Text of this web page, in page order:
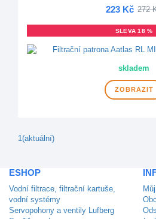
223 Kč 272
SLEVA 18 %
skladem
ZOBRAZIT
1 (aktuální)
ESHOP
Vodní filtrace, filtrační kartuše,
vodní systémy
Servopohony a ventily Lufberg